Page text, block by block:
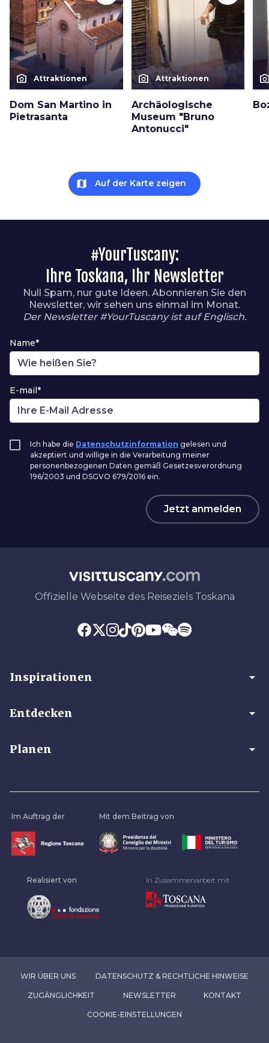
photo_camera Attraktionen
Dom San Martino in
Pietrasanta
photo_camera Attraktionen
Archäologische
Museum "Bruno
Antonucci"
map Auf der Karte zeigen
#YourTuscany:
Ihre Toskana, Ihr Newsletter
Null Spam, nur gute Ideen. Abonnieren Sie den
Newsletter, wir sehen uns einmal im Monat.
Der Newsletter #YourTuscany ist auf Englisch.
Name*
E-mail*
Ich habe die Datenschutzinformation gelesen und
akzeptiert und willige in die Verarbeitung meiner
personenbezogenen Daten gemäß Gesetzesverordnung
196/2003 und DSGVO 679/2016 ein.
Jetzt anmelden
Offizielle Webseite des Reiseziels Toskana
Inspirationen arrow_drop_down
Entdecken arrow_drop_down
Planen arrow_drop_down
Im Auftrag der Mit dem Beitrag von
Realisiert von In Zusammenarbeit mit
WIR ÜBER UNS DATENSCHUTZ & RECHTLICHE HINWEISE
ZUGÄNGLICHKEIT NEWSLETTER KONTAKT
COOKIE-EINSTELLUNGEN